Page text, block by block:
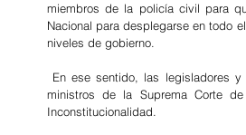
miembros de la policía civil para
Nacional para desplegarse en todo
niveles de gobierno.
En ese sentido, las legisladores
ministros de la Suprema Corte
Inconstitucionalidad.